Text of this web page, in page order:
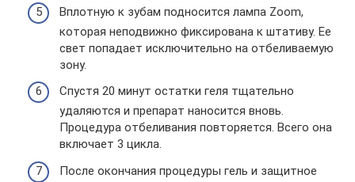
Вплотную к зубам подносится лампа Zoom,
которая неподвижно фиксирована к штативу. Ее
свет попадает исключительно на отбеливаемую
зону.
Спустя 20 минут остатки геля тщательно
удаляются и препарат наносится вновь.
Процедура отбеливания повторяется. Всего она
включает 3 цикла.
После окончания процедуры гель и защитное